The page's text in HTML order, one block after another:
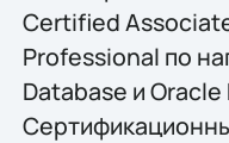
Certified
Professional по
Database и